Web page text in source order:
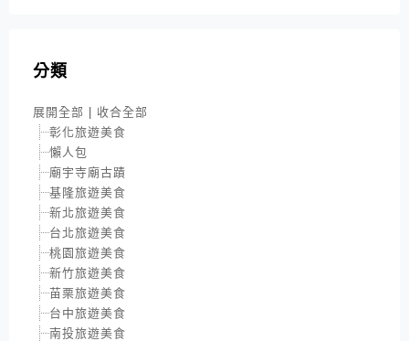
分類
展開全部 | 收合全部
彰化旅遊美食
懶人包
廟宇寺廟古蹟
基隆旅遊美食
新北旅遊美食
台北旅遊美食
桃園旅遊美食
新竹旅遊美食
苗栗旅遊美食
台中旅遊美食
南投旅遊美食